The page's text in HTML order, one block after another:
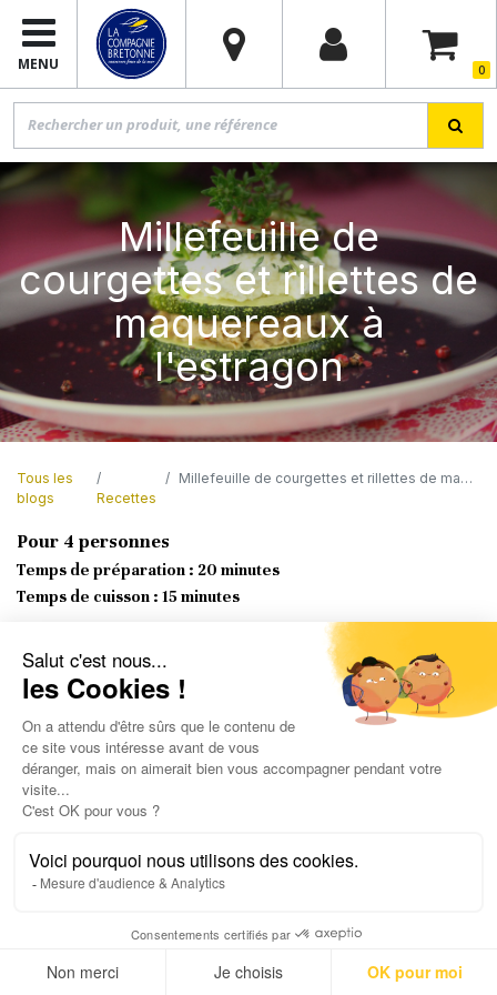
0
MENU
Millefeuille de
courgettes et rillettes de
maquereaux à
l'estragon
Tous les
blogs
Recettes
Millefeuille de courgettes et rillettes de maquereaux à l'estragon
Pour 4 personnes
Temps de préparation : 20 minutes
Temps de cuisson : 15 minutes
Ingrédients :
2 belles courgettes
2 boites de rillettes de maquereaux ( Dans cette
recette, les rillettes de maquereaux peuvent être
remplacées par des rillettes de saumon, de thon
100 g de fromage frais type Madame Loïk
Un petit bouquet d’estragon frais